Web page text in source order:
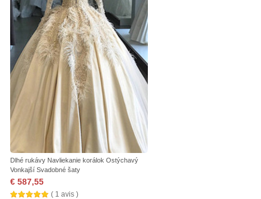
Dlhé rukávy Navliekanie korálok Ostýchavý
Vonkajší Svadobné šaty
€ 587,55
( 1 avis )